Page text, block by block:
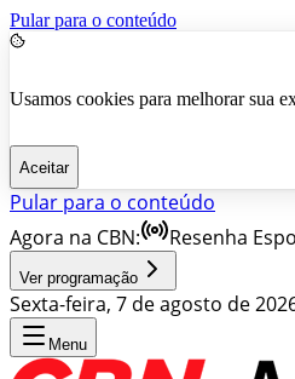
Pular para o conteúdo
Usamos cookies para melhorar sua
Aceitar
Pular para o conteúdo
Agora na CBN:
Resenha
Ver programação
Sexta-feira, 7 de agosto de
Menu